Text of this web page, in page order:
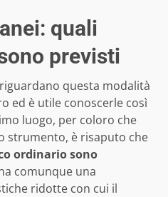
quali
previsti
questa modalità
ed è utile conoscerle così
luogo, per coloro che
strumento, è risaputo che
ordinario sono
comunque una
ridotte con cui il